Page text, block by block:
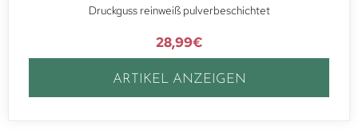
Druckguss reinweiß pulverbeschichtet
28,99€
ARTIKEL ANZEIGEN